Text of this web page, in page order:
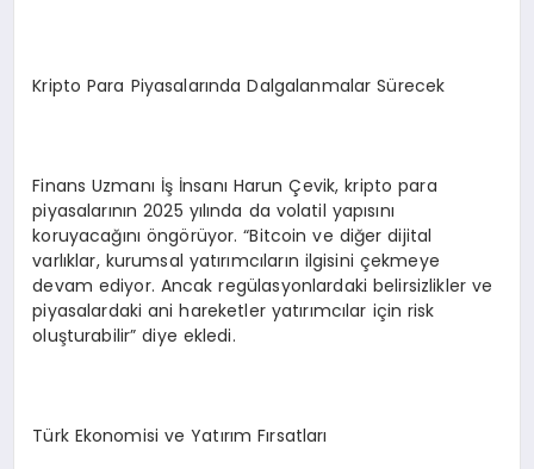
Kripto Para Piyasalarında Dalgalanmalar Sürecek
Finans Uzmanı İş İnsanı Harun Çevik, kripto para
piyasalarının 2025 yılında da volatil yapısını
koruyacağını öngörüyor. “Bitcoin ve diğer dijital
varlıklar, kurumsal yatırımcıların ilgisini çekmeye
devam ediyor. Ancak regülasyonlardaki belirsizlikler ve
piyasalardaki ani hareketler yatırımcılar için risk
oluşturabilir” diye ekledi.
Türk Ekonomisi ve Yatırım Fırsatları